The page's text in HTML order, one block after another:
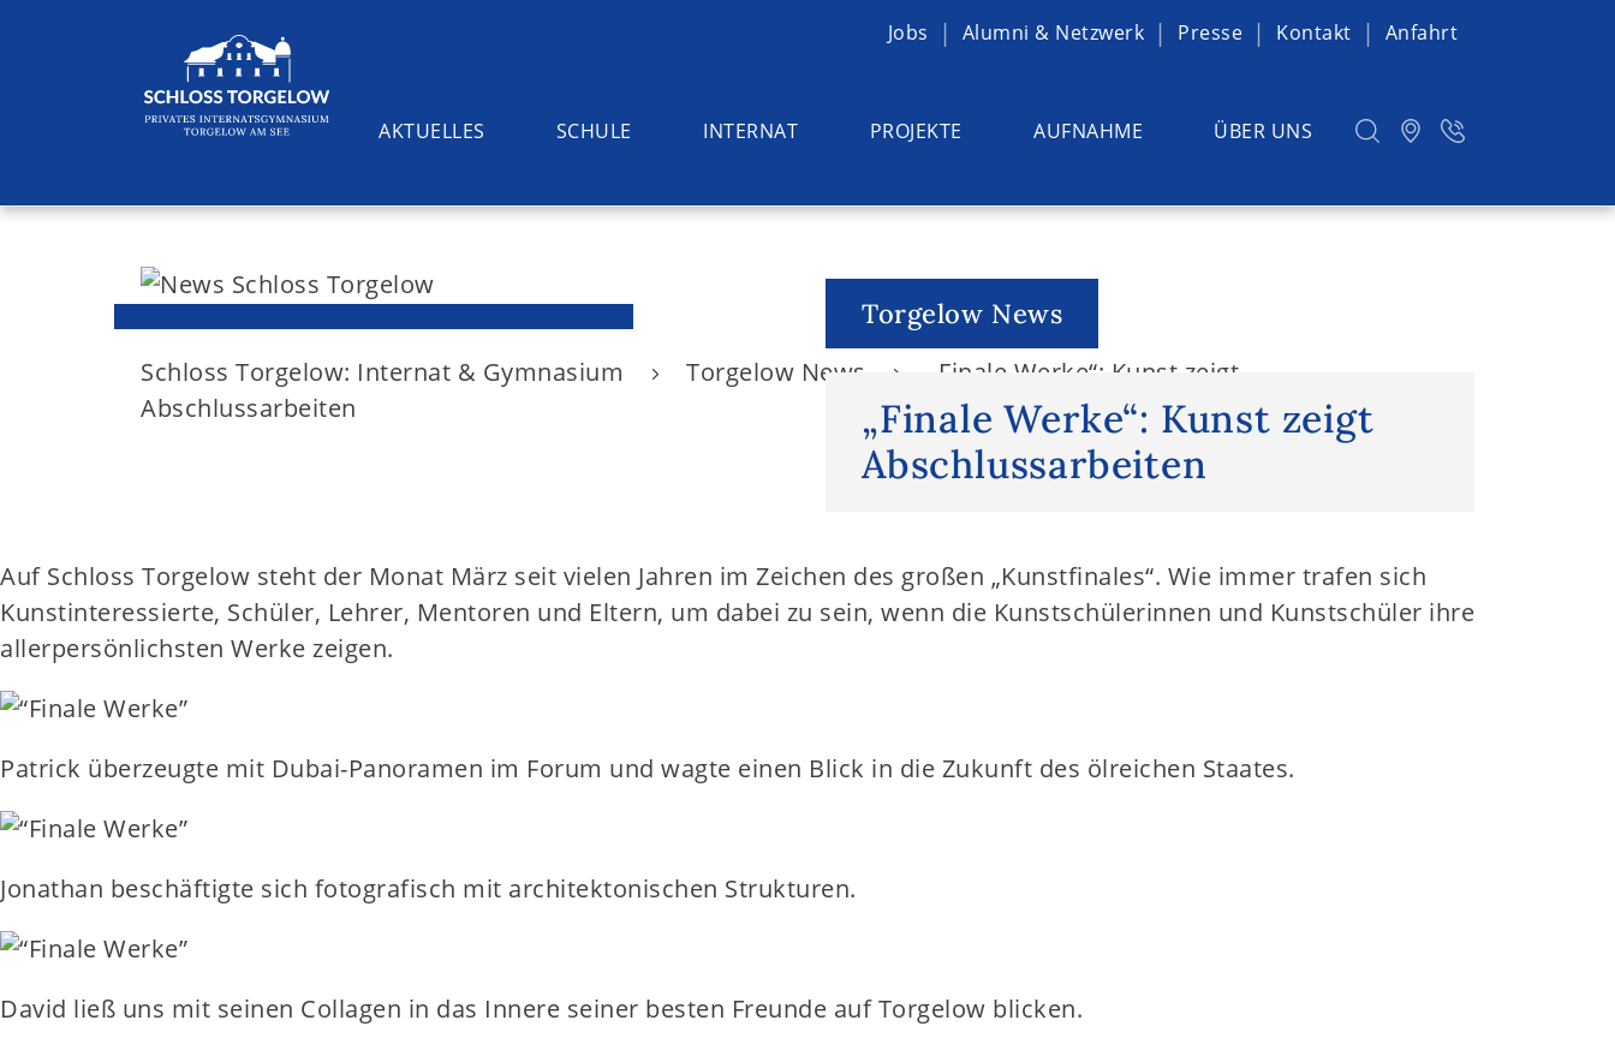
S
e
n
t
Jobs Alumni & Netzwerk Presse Kontakt Anfahrt
AKTUELLES SCHULE INTERNAT PROJEKTE AUFNAHME ÜBER UNS
Suchen Torgelow News
„Finale Werke“: Kunst zeigt
Abschlussarbeiten
Schloss Torgelow: Internat & Gymnasium Torgelow News
„Finale Werke“: Kunst zeigt
Abschlussarbeiten
Auf Schloss Torgelow steht der Monat März seit vielen Jahren im Zeichen des großen „Kunstfinales“. Wie immer trafen sich
Kunstinteressierte, Schüler, Lehrer, Mentoren und Eltern, um dabei zu sein, wenn die Kunstschülerinnen und Kunstschüler ihre
allerpersönlichsten Werke zeigen.
Patrick überzeugte mit Dubai-Panoramen im Forum und wagte einen Blick in die Zukunft des ölreichen Staates.
Jonathan beschäftigte sich fotografisch mit architektonischen Strukturen.
David ließ uns mit seinen Collagen in das Innere seiner besten Freunde auf Torgelow blicken.